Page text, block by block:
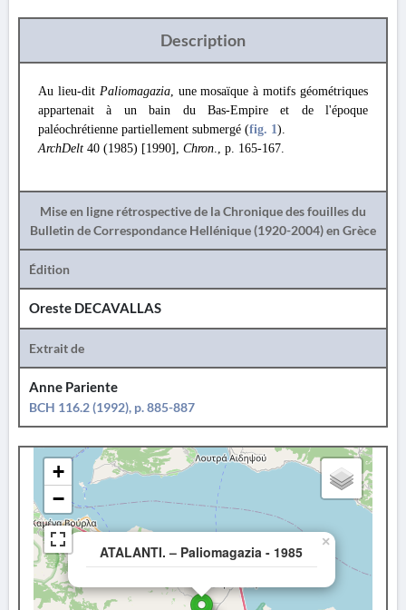
Description
Au lieu-dit Paliomagazia, une mosaïque à motifs géométriques
appartenait à un bain du Bas-Empire et de l'époque
paléochrétienne partiellement submergé (fig. 1).
ArchDelt 40 (1985) [1990], Chron., p. 165-167.
Mise en ligne rétrospective de la Chronique des fouilles du
Bulletin de Correspondance Hellénique (1920-2004) en Grèce
Édition
Oreste DECAVALLAS
Extrait de
Anne Pariente
BCH 116.2 (1992), p. 885-887
ATALANTI. – Paliomagazia - 1985
×
+
−